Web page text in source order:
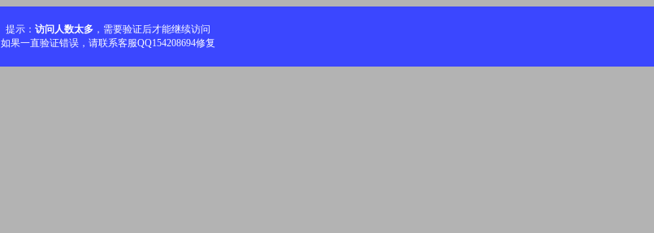
提示： 访问人数太多 ，需要验证后才能继续访问
如果一直验证错误，请联系客服QQ154208694修复